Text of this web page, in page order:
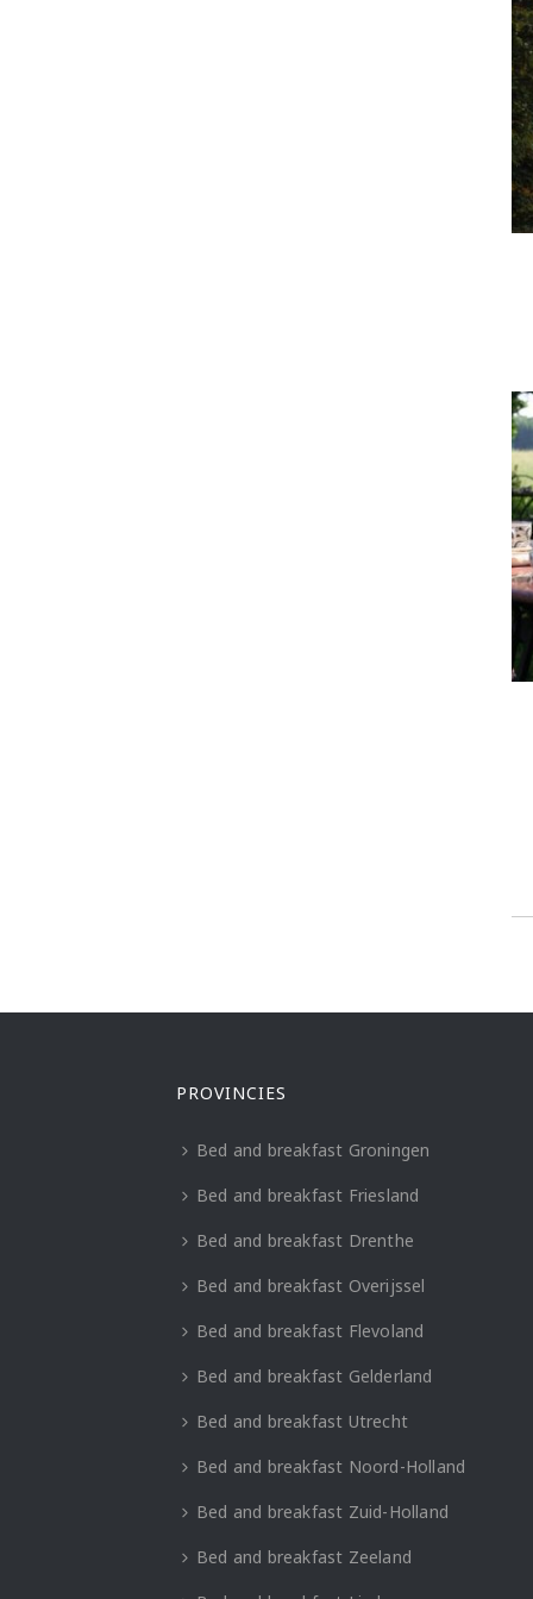
PROVINCIES
Bed and breakfast Groningen
Bed and breakfast Friesland
Bed and breakfast Drenthe
Bed and breakfast Overijssel
Bed and breakfast Flevoland
Bed and breakfast Gelderland
Bed and breakfast Utrecht
Bed and breakfast Noord-Holland
Bed and breakfast Zuid-Holland
Bed and breakfast Zeeland